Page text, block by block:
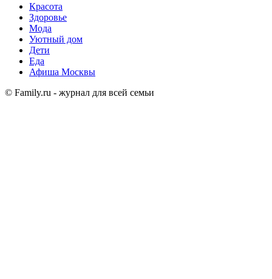
Красота
Здоровье
Мода
Уютный дом
Дети
Еда
Афиша Москвы
© Family.ru - журнал для всей семьи